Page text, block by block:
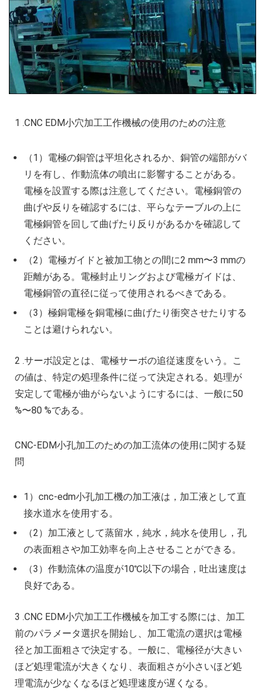
1 .CNC EDM小穴加工工作機械の使用のための注意
（1）電極の銅管は平坦化されるか、銅管の端部がバ
リを有し、作動流体の噴出に影響することがある。
電極を設置する際は注意してください。電極銅管の
曲げや反りを確認するには、平らなテーブルの上に
電極銅管を回して曲げたり反りがあるかを確認して
ください。
（2）電極ガイドと被加工物との間に2 mm〜3 mmの
距離がある。電極封止リングおよび電極ガイドは、
電極銅管の直径に従って使用されるべきである。
（3）極銅電極を銅電極に曲げたり衝突させたりする
ことは避けられない。
2 .サーボ設定とは、電極サーボの追従速度をいう。こ
の値は、特定の処理条件に従って決定される。処理が
安定して電極が曲がらないようにするには、一般に50
%〜80 %である。
CNC‐EDM小孔加工のための加工流体の使用に関する疑
問
1）cnc‐edm小孔加工機の加工液は，加工液として直
接水道水を使用する。
（2）加工液として蒸留水，純水，純水を使用し，孔
の表面粗さや加工効率を向上させることができる。
（3）作動流体の温度が10℃以下の場合，吐出速度は
良好である。
3 .CNC EDM小穴加工工作機械を加工する際には、加工
前のパラメータ選択を開始し、加工電流の選択は電極
径と加工面粗さで決定する。一般に、電極径が大きい
ほど処理電流が大きくなり、表面粗さが小さいほど処
理電流が少なくなるほど処理速度が遅くなる。